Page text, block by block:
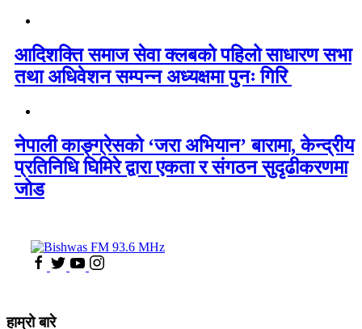
आदिशक्ति समाज सेवा क्लबको पहिलो साधारण सभा
तथा अधिवेशन सम्पन्न अध्यक्षमा पुनः गिरि
नेपाली काङ्ग्रेसको ‘जरा अभियान’ बारामा, केन्द्रीय
प्रतिनिधि घिमिरे द्वारा एकता र संगठन सुदृढीकरणमा
जोड
हाम्रो बारे